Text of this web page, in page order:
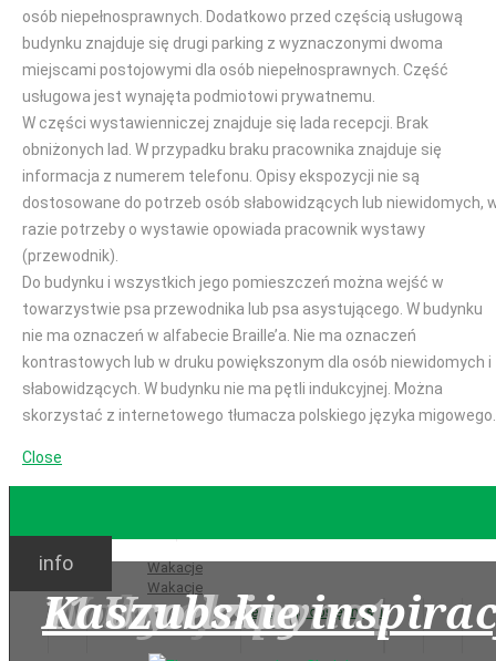
osób niepełnosprawnych. Dodatkowo przed częścią usługową
budynku znajduje się drugi parking z wyznaczonymi dwoma
miejscami postojowymi dla osób niepełnosprawnych. Część
usługowa jest wynajęta podmiotowi prywatnemu.
W części wystawienniczej znajduje się lada recepcji. Brak
obniżonych lad. W przypadku braku pracownika znajduje się
informacja z numerem telefonu. Opisy ekspozycji nie są
dostosowane do potrzeb osób słabowidzących lub niewidomych,
razie potrzeby o wystawie opowiada pracownik wystawy
(przewodnik).
Do budynku i wszystkich jego pomieszczeń można wejść w
towarzystwie psa przewodnika lub psa asystującego. W budynku
nie ma oznaczeń w alfabecie Braille’a. Nie ma oznaczeń
kontrastowych lub w druku powiększonym dla osób niewidomych i
słabowidzących. W budynku nie ma pętli indukcyjnej. Można
skorzystać z internetowego tłumacza polskiego języka migowego.
Close
Ważne:
Wakacje
Wakacje
Deklaracja dostępności
info
Wakacje
Nowy eksponat
11 Urodziny
Kaszubskie